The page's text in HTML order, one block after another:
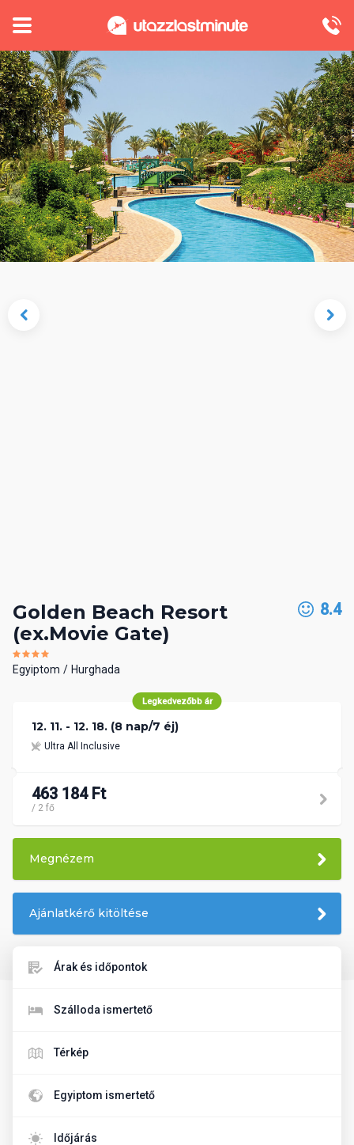
Golden Beach Resort
(ex.Movie Gate)
Egyiptom Hurghada
8.4
Legkedvezőbb ár
12. 11. - 12. 18. (8 nap/7 éj)
Ultra All Inclusive
463 184 Ft
/ 2 fő
Megnézem
Ajánlatkérő kitöltése
Árak és időpontok
Szálloda ismertető
Térkép
Egyiptom ismertető
Időjárás